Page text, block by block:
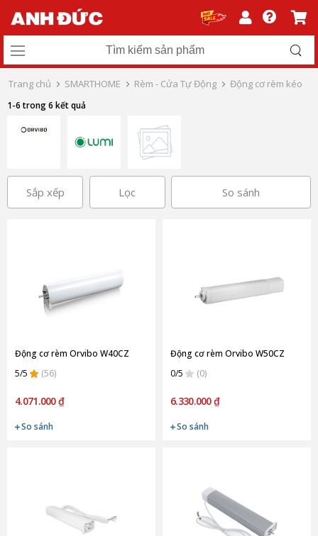
Trang chủ SMARTHOME Rèm - Cửa Tự Động Động cơ rèm kéo
1-6 trong 6 kết quả
Sắp xếp Lọc So sánh
Động cơ rèm Orvibo W40CZ
5/5
(56)
4.071.000 ₫
So sánh
Động cơ rèm Orvibo W50CZ
0/5
(0)
6.330.000 ₫
So sánh